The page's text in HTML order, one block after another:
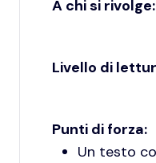
A chi si rivolge:
Livello di
Punti di forza:
Un testo